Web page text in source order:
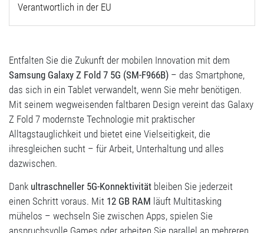
Verantwortlich in der EU
Entfalten Sie die Zukunft der mobilen Innovation mit dem
Samsung Galaxy Z Fold 7 5G (SM-F966B) – das Smartphone,
das sich in ein Tablet verwandelt, wenn Sie mehr benötigen.
Mit seinem wegweisenden faltbaren Design vereint das Galaxy
Z Fold 7 modernste Technologie mit praktischer
Alltagstauglichkeit und bietet eine Vielseitigkeit, die
ihresgleichen sucht – für Arbeit, Unterhaltung und alles
dazwischen.
Dank ultraschneller 5G-Konnektivität bleiben Sie jederzeit
einen Schritt voraus. Mit 12 GB RAM läuft Multitasking
mühelos – wechseln Sie zwischen Apps, spielen Sie
anspruchsvolle Games oder arbeiten Sie parallel an mehreren